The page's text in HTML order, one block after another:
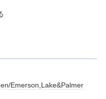
Emerson,Lake&Palmer